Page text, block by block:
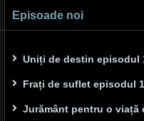
Episoade noi
Uniți de destin episodul
Frați de suflet episodul
Jurământ pentru o viață